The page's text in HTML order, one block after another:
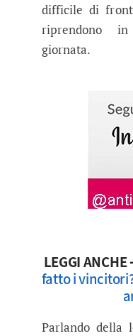
difficile di
riprendono
giornata.
LEGGI ANCHE
fatto i
Parlando della